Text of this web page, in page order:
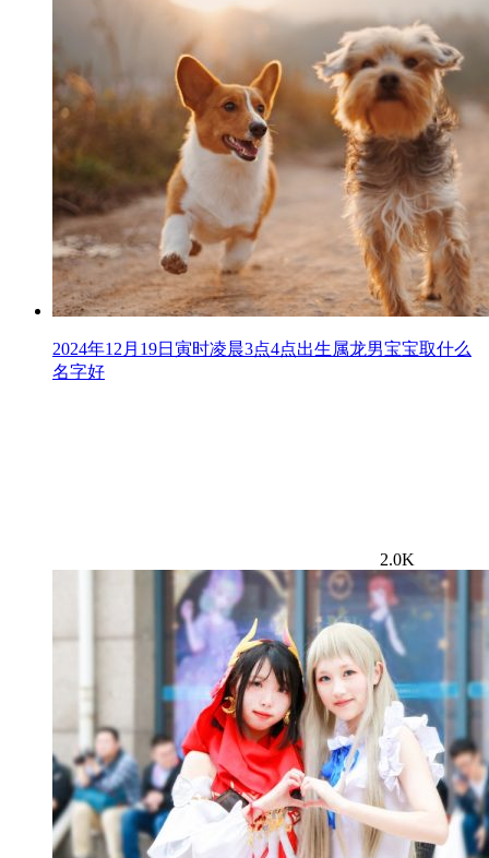
2024年12月19日寅时凌晨3点4点出生属龙男宝宝取什么
名字好
2.0K